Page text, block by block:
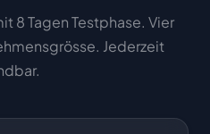
8 Tagen Testphase. Vier
Jederzeit